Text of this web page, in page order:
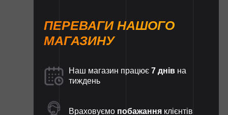
ПЕРЕВАГИ НАШОГО
МАГАЗИНУ
Наш магазин працює 7 днів на
тиждень
Враховуємо побажання клієнтів